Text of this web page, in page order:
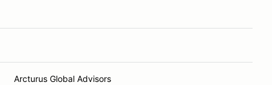
Arcturus Global Advisors